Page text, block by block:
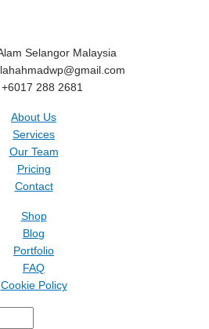
Selangor Malaysia
+6017 288 2681
About Us
Services
Our Team
Pricing
Contact
Shop
Blog
Portfolio
FAQ
Cookie Policy